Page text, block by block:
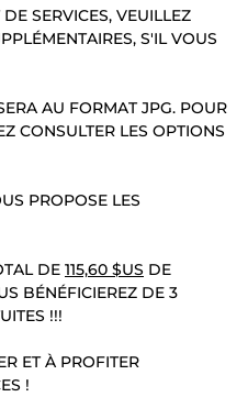
SERVICES, VEUILLEZ
S'IL VOUS
AU FORMAT JPG. POUR
CONSULTER LES OPTIONS
PROPOSE LES
DE 115,60 $US DE
BÉNÉFICIEREZ DE 3
!!!
ET À PROFITER
!